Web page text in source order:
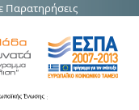
Παρατηρήσεις